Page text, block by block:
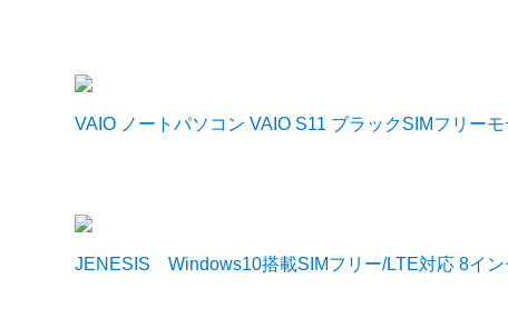
VAIO ノートパソコン VAIO S11 ブラックSIMフリー
JENESIS Windows10搭載SIMフリー/LTE対応 8イ